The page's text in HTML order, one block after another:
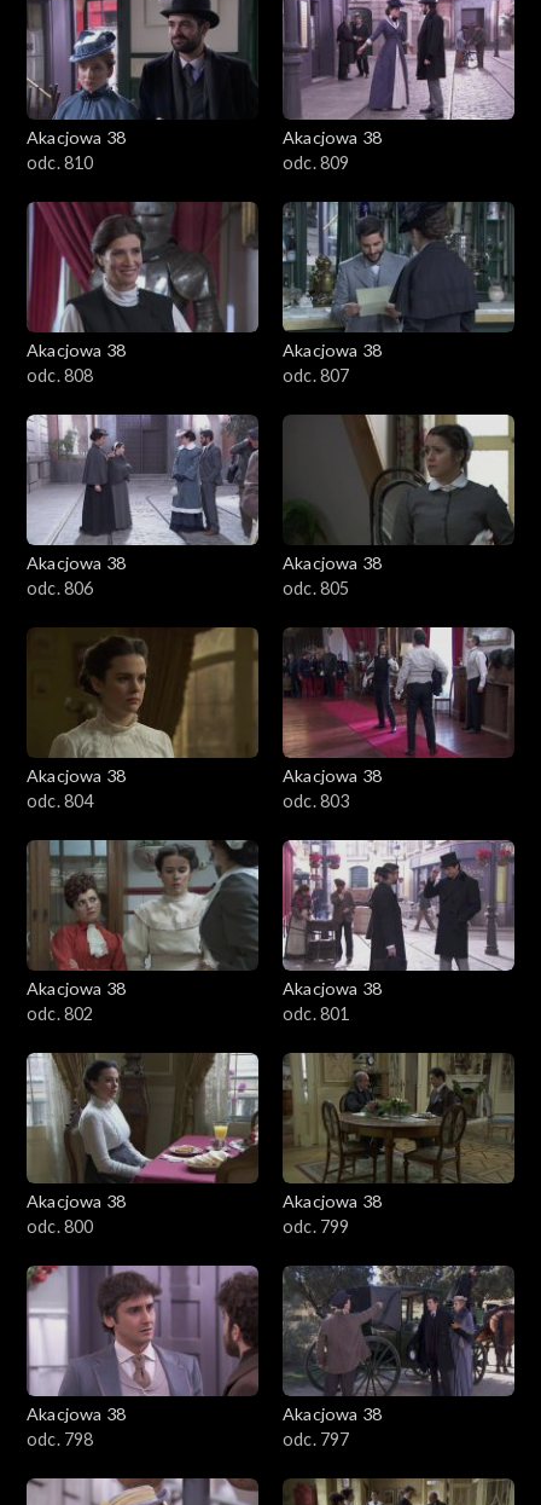
Akacjowa 38
odc. 810
Akacjowa 38
odc. 809
Akacjowa 38
odc. 808
Akacjowa 38
odc. 807
Akacjowa 38
odc. 806
Akacjowa 38
odc. 805
Akacjowa 38
odc. 804
Akacjowa 38
odc. 803
Akacjowa 38
odc. 802
Akacjowa 38
odc. 801
Akacjowa 38
odc. 800
Akacjowa 38
odc. 799
Akacjowa 38
odc. 798
Akacjowa 38
odc. 797